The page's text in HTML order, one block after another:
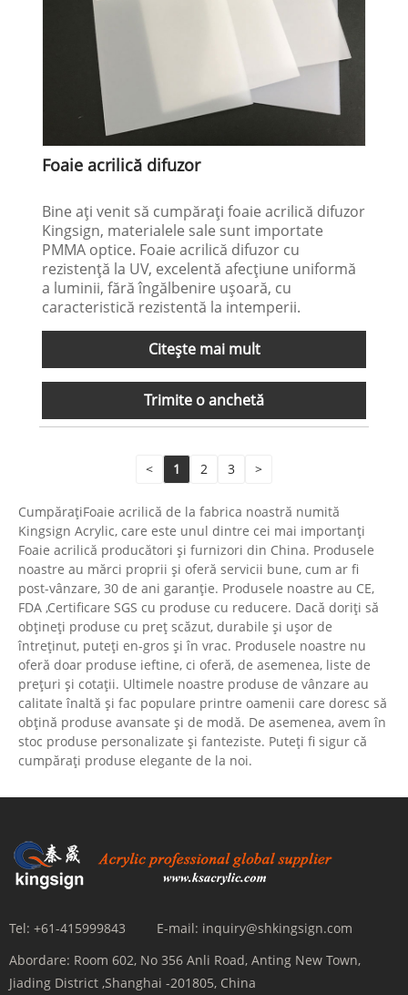
Foaie acrilică difuzor
Bine ați venit să cumpărați foaie acrilică difuzor
Kingsign, materialele sale sunt importate
PMMA optice. Foaie acrilică difuzor cu
rezistență la UV, excelentă afecțiune uniformă
a luminii, fără îngălbenire ușoară, cu
caracteristică rezistentă la intemperii.
Citeşte mai mult
Trimite o anchetă
< 1 2 3 >
CumpărațiFoaie acrilică de la fabrica noastră numită
Kingsign Acrylic, care este unul dintre cei mai importanți
Foaie acrilică producători și furnizori din China. Produsele
noastre au mărci proprii și oferă servicii bune, cum ar fi
post-vânzare, 30 de ani garanție. Produsele noastre au CE,
FDA ,Certificare SGS cu produse cu reducere. Dacă doriți să
obțineți produse cu preț scăzut, durabile și ușor de
întreținut, puteți en-gros și în vrac. Produsele noastre nu
oferă doar produse ieftine, ci oferă, de asemenea, liste de
prețuri și cotații. Ultimele noastre produse de vânzare au
calitate înaltă și fac populare printre oamenii care doresc să
obțină produse avansate și de modă. De asemenea, avem în
stoc produse personalizate și fanteziste. Puteți fi sigur că
cumpărați produse elegante de la noi.
Tel: +61-415999843 E-mail: inquiry@shkingsign.com
Abordare: Room 602, No 356 Anli Road, Anting New Town,
Jiading District ,Shanghai -201805, China